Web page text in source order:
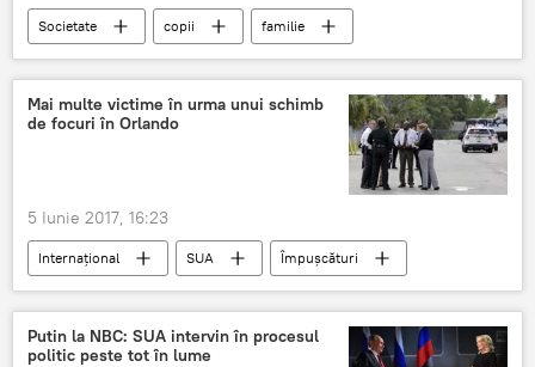
Societate copii familie
Mai multe victime în urma unui schimb
de focuri în Orlando
5 Iunie 2017, 16:23
Internaţional SUA
Împușcături
Schimb de focuri
Sheriff
Putin la NBC: SUA intervin în procesul
politic peste tot în lume